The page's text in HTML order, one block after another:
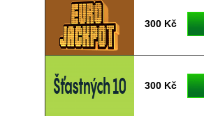
300 Kč
300 Kč